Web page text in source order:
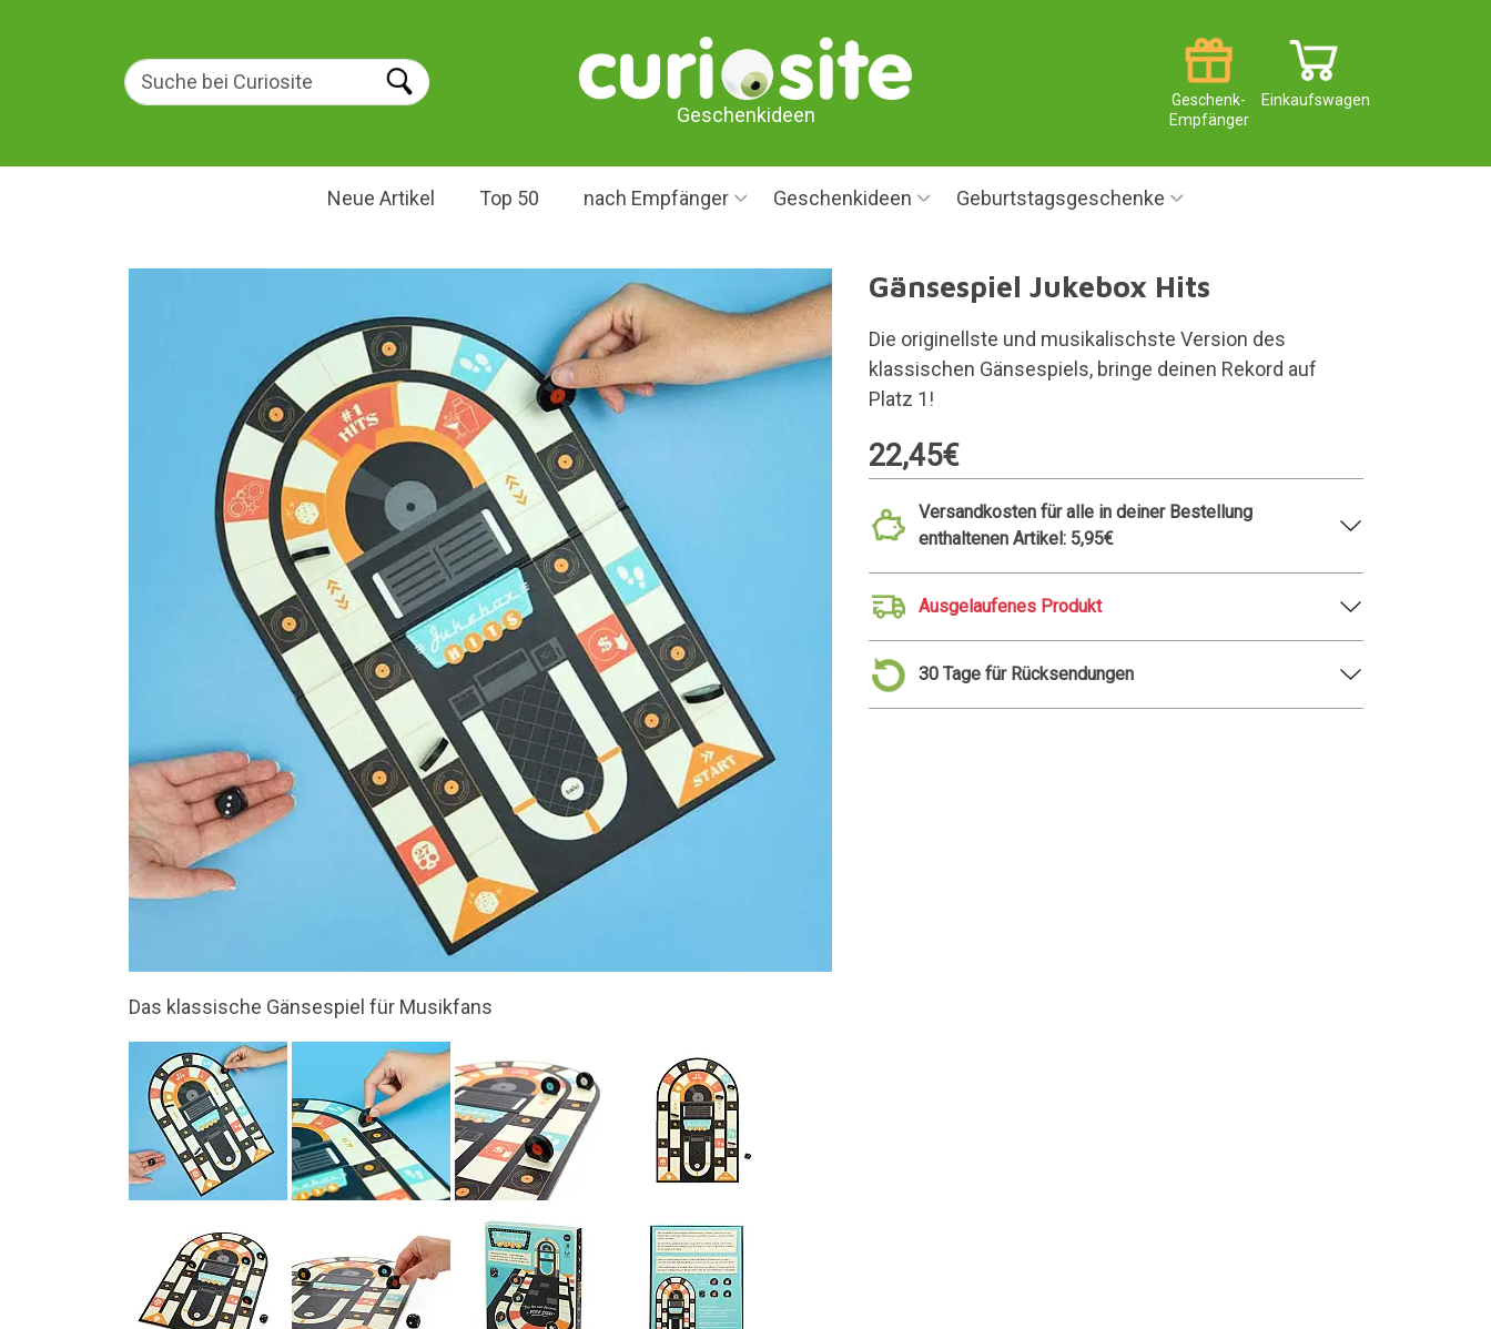
Geschenkideen
Einkaufswagen
Geschenk-
Empfänger
Neue Artikel Top 50 nach Empfänger Geschenkideen Geburtstagsgeschenke
Die Stücke sind hölzerne Schallplatten
Gänsespiel Jukebox Hits
Die originellste und musikalischste Version des
klassischen Gänsespiels, bringe deinen Rekord auf
Platz 1!
22,45€
Versandkosten für alle in deiner Bestellung
enthaltenen Artikel: 5,95€
Ausgelaufenes Produkt
30 Tage für Rücksendungen